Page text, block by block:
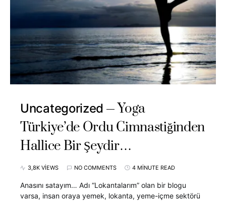
Uncategorized
Yoga
Türkiye’de Ordu Cimnastiğinden
Hallice Bir Şeydir…
3,8K VIEWS NO COMMENTS 4 MINUTE READ
Anasını satayım… Adı “Lokantalarım” olan bir blogu
varsa, insan oraya yemek, lokanta, yeme-içme sektörü